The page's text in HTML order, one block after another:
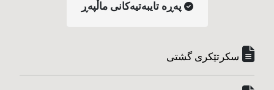
په‌ڕه‌ تایبه‌تیه‌کانی ماڵپه‌ڕ
سکرتێکری گشتی